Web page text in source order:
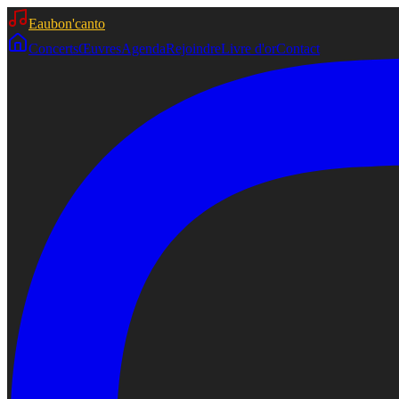
Eaubon'canto
ConcertsŒuvresAgendaRejoindreLivre d'orContact